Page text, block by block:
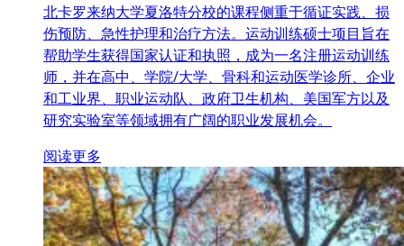
北卡罗来纳大学夏洛特分校的课程侧重于循证实践、损
伤预防、急性护理和治疗方法。运动训练硕士项目旨在
帮助学生获得国家认证和执照，成为一名注册运动训练
师，并在高中、学院/大学、骨科和运动医学诊所、企业
和工业界、职业运动队、政府卫生机构、美国军方以及
研究实验室等领域拥有广阔的职业发展机会。
阅读更多